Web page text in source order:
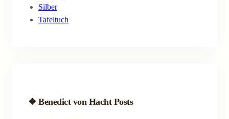
Silber
Tafeltuch
❖ Benedict von Hacht Posts